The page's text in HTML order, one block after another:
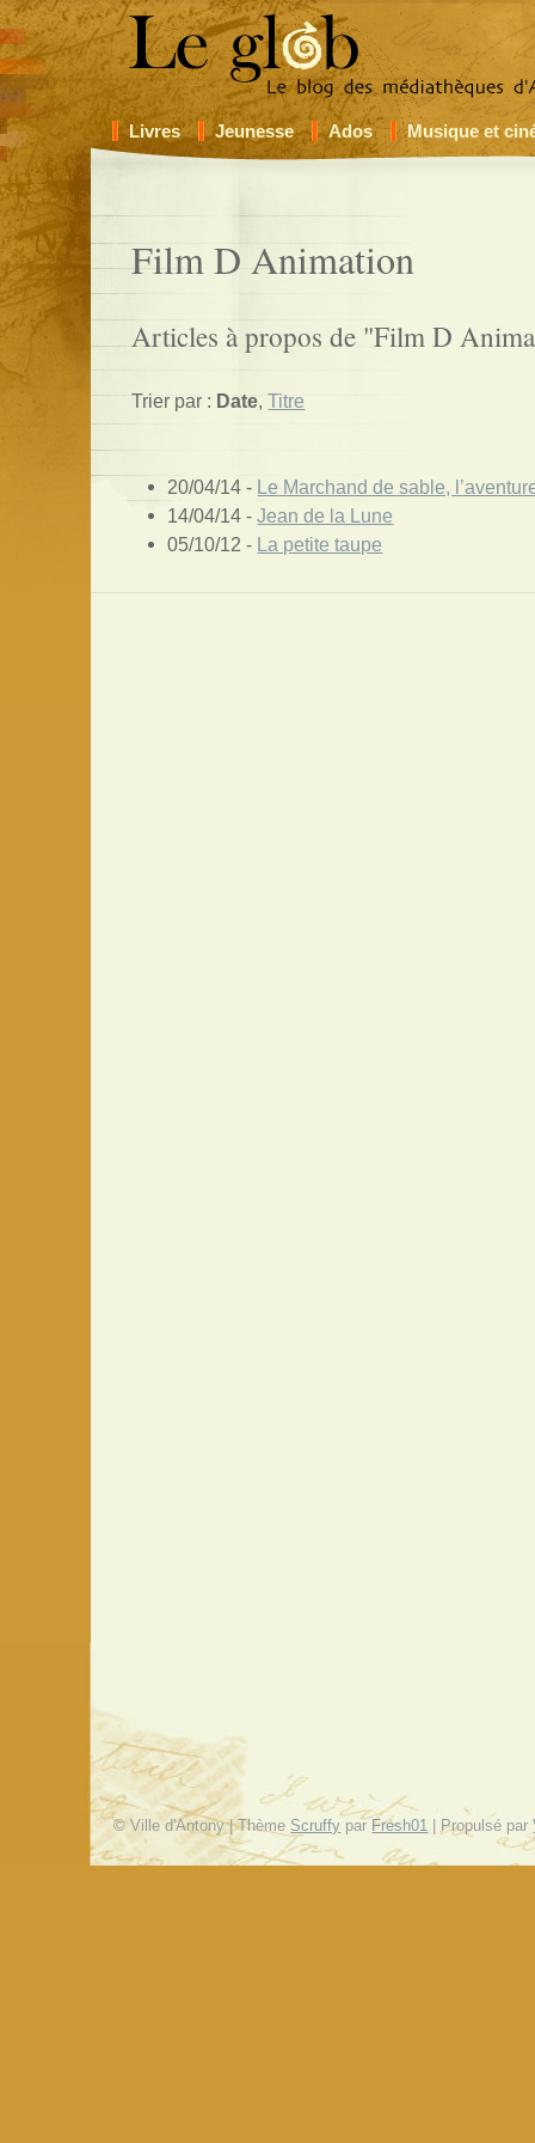
Livres Jeunesse Ados Musique et
Film D Animation
Articles à propos de "Film D
Trier par : Date,Titre
20/04/14 - Le Marchand de sable,
14/04/14 -Jean de la Lune
05/10/12 - La petite taupe
© Ville d'Antony | Thème Scruffy par Fresh01 | Propulsé par